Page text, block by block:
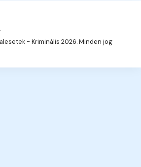
·
- Kriminális 2026. Minden jog